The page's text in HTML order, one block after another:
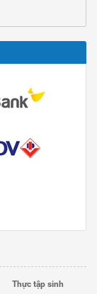
Thực tập sinh